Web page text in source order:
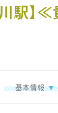
駅
基本情報